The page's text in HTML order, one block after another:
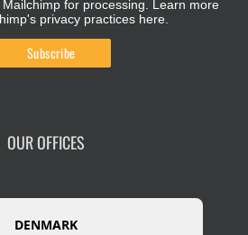
for processing. Learn more
privacy practices here.
OUR OFFICES
DENMARK